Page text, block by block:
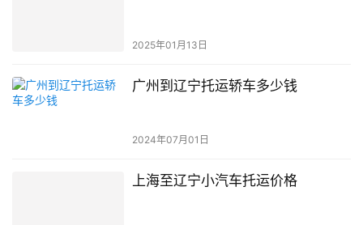
2025年01月13日
广州到辽宁托运轿车多少钱
2024年07月01日
上海至辽宁小汽车托运价格